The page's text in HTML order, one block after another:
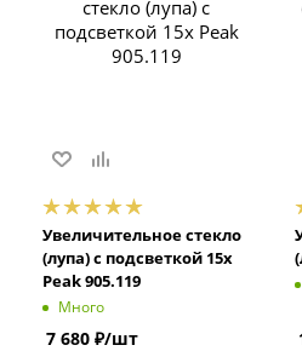
Увеличительное стекло
(лупа) с подсветкой 15x
Peak 905.119
Много
7 680 ₽/шт